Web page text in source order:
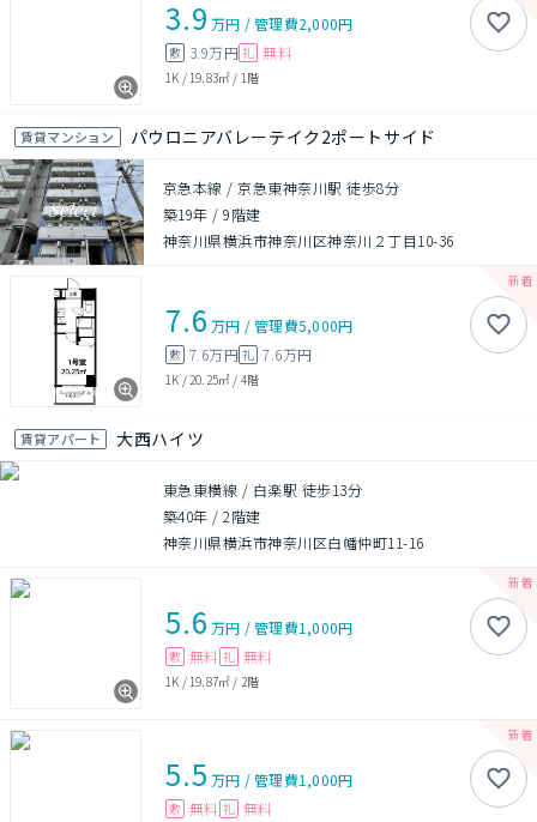
3.9 万円 /管理費2,000円
敷 3.9万円 礼 無料
1K / 19.83㎡ / 1階
賃貸マンション パウロニアバレーテイク2ポートサイド
京急本線 / 京急東神奈川駅 徒歩8分
築19年 /9階建
神奈川県横浜市神奈川区神奈川２丁目10-36
7.6 万円 /管理費5,000円
敷 7.6万円礼 7.6万円
1K / 20.25㎡ / 4階
賃貸アパート 大西ハイツ
東急東横線 / 白楽駅 徒歩13分
築40年 /2階建
神奈川県横浜市神奈川区白幡仲町11-16
5.6 万円 /管理費1,000円
敷 無料 礼 無料
1K / 19.87㎡ / 2階
5.5 万円 /管理費1,000円
敷 無料 礼 無料